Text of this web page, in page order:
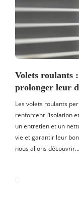
Volets roulants
prolonger leur
Les volets roulants
renforcent l’isolation
un entretien et un
vie et garantir leur
nous allons découvrir…